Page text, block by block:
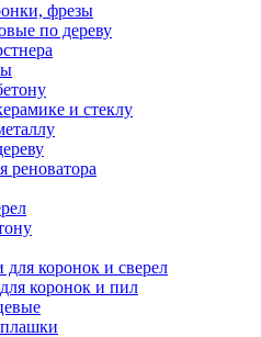
фрезы
по дереву
и стеклу
реноватора
для коронок и сверел
коронок и пил